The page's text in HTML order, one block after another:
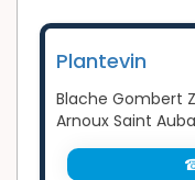
Plantevin
Blache Gombert
Arnoux Saint